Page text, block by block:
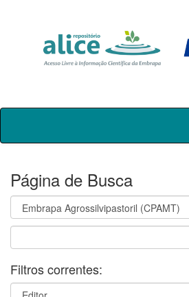
Skip
Página de Busca
Filtros correntes: